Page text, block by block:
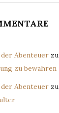
Abenteuer zu
zu bewahren
Abenteuer zu